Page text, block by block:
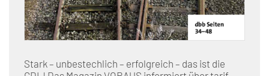
Stark – unbestechlich – erfolgreich – das ist die